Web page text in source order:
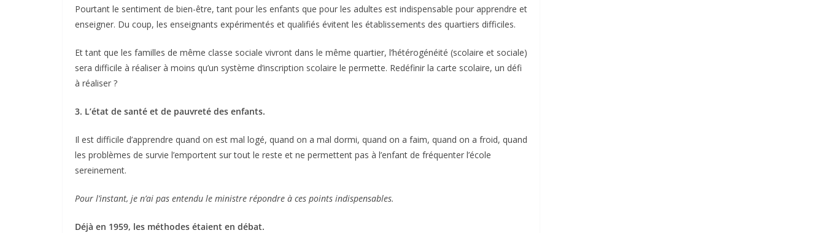
Pourtant le sentiment de bien-être, tant pour les enfants que pour les adultes est indispensable pour apprendre et
enseigner. Du coup, les enseignants expérimentés et qualifiés évitent les établissements des quartiers difficiles.
Et tant que les familles de même classe sociale vivront dans le même quartier, l’hétérogénéité (scolaire et sociale)
sera difficile à réaliser à moins qu’un système d’inscription scolaire le permette. Redéfinir la carte scolaire, un défi
à réaliser ?
3. L’état de santé et de pauvreté des enfants.
Il est difficile d’apprendre quand on est mal logé, quand on a mal dormi, quand on a faim, quand on a froid, quand
les problèmes de survie l’emportent sur tout le reste et ne permettent pas à l’enfant de fréquenter l’école
sereinement.
Pour l’instant, je n’ai pas entendu le ministre répondre à ces points indispensables.
Déjà en 1959, les méthodes étaient en débat.